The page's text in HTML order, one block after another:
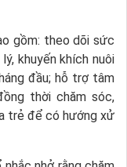
gồm: theo dõi sức
khuyến khích nuôi
đầu; hỗ trợ tâm
thời chăm sóc,
trẻ để có hướng xử